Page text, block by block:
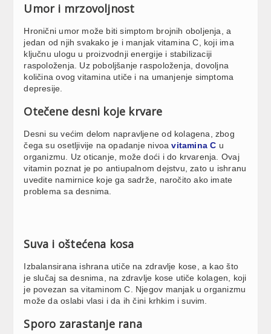
Umor i mrzovoljnost
Hronični umor može biti simptom brojnih oboljenja, a
jedan od njih svakako je i manjak vitamina C, koji ima
ključnu ulogu u proizvodnji energije i stabilizaciji
raspoloženja. Uz poboljšanje raspoloženja, dovoljna
količina ovog vitamina utiče i na umanjenje simptoma
depresije.
Otečene desni koje krvare
Desni su većim delom napravljene od kolagena, zbog
čega su osetljivije na opadanje nivoavitamina C u
organizmu. Uz oticanje, može doći i do krvarenja. Ovaj
vitamin poznat je po antiupalnom dejstvu, zato u ishranu
uvedite namirnice koje ga sadrže, naročito ako imate
problema sa desnima.
Suva i oštećena kosa
Izbalansirana ishrana utiče na zdravlje kose, a kao što
je slučaj sa desnima, na zdravlje kose utiče kolagen, koji
je povezan sa vitaminom C. Njegov manjak u organizmu
može da oslabi vlasi i da ih čini krhkim i suvim.
Sporo zarastanje rana